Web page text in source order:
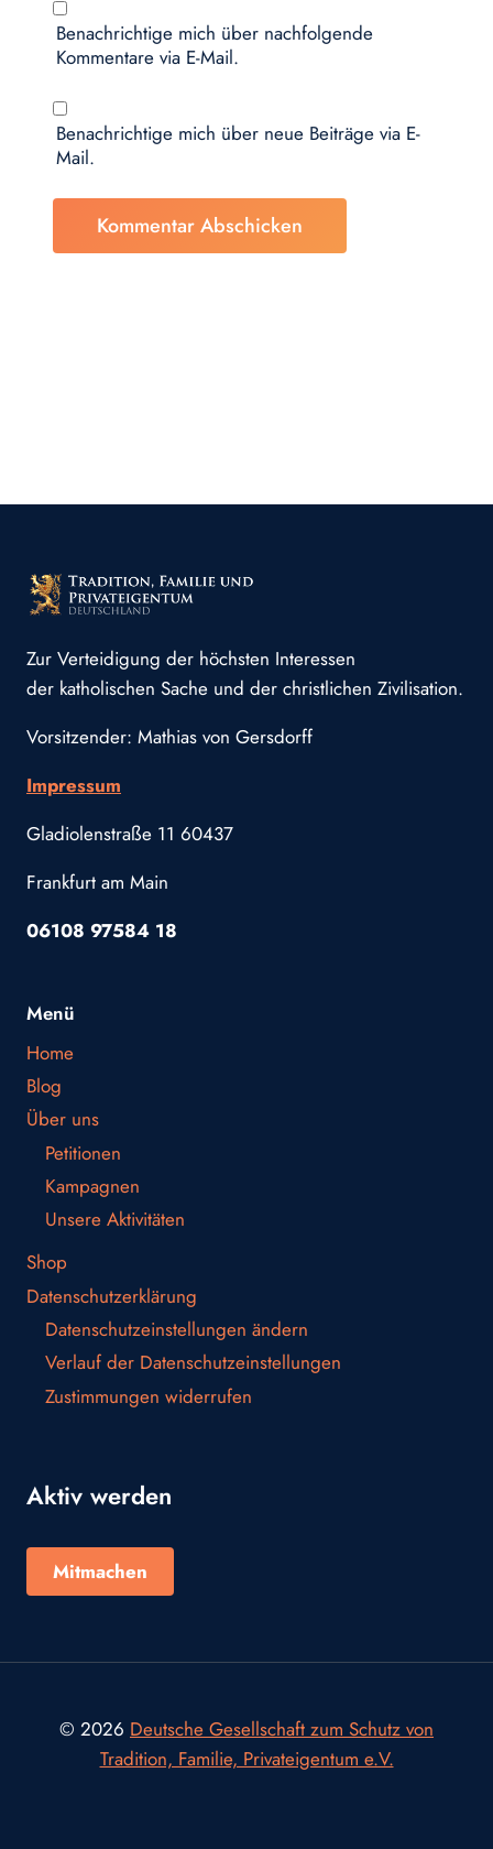
Benachrichtige mich über nachfolgende
Kommentare via E-Mail.
Benachrichtige mich über neue Beiträge via E-
Mail.
Zur Verteidigung der höchsten Interessen
der katholischen Sache und der christlichen Zivilisation.
Vorsitzender: Mathias von Gersdorff
Impressum
Gladiolenstraße 11 60437
Frankfurt am Main
06108 97584 18
Menü
Home
Blog
Über uns
Petitionen
Kampagnen
Unsere Aktivitäten
Shop
Datenschutzerklärung
Datenschutzeinstellungen ändern
Verlauf der Datenschutzeinstellungen
Zustimmungen widerrufen
Aktiv werden
Mitmachen
© 2026 Deutsche Gesellschaft zum Schutz von
Tradition, Familie, Privateigentum e.V.